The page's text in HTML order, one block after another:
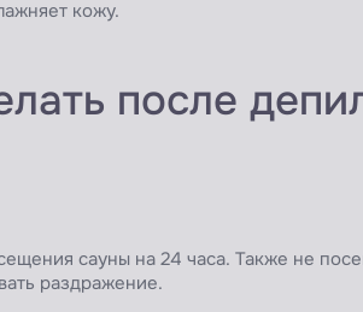
кожу.
после
сауны на 24 часа. Также не
раздражение.